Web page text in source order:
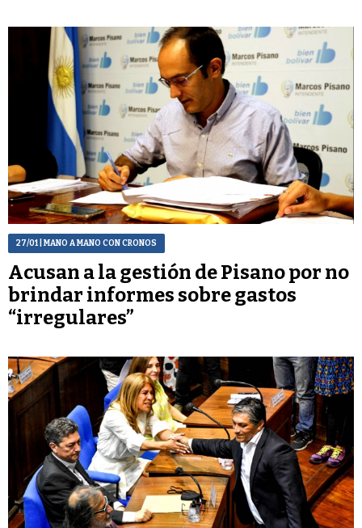
27/01| MANO A MANO CON CRONOS
Acusan a la gestión de Pisano por no
brindar informes sobre gastos
“irregulares”